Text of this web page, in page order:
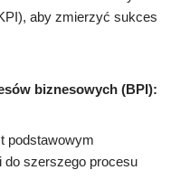
aby zmierzyć sukces
biznesowych (BPI):
podstawowym
do szerszego procesu